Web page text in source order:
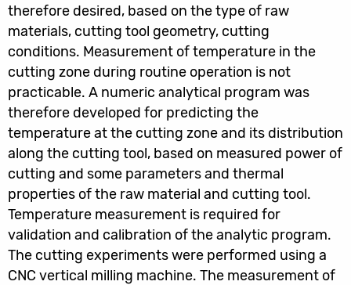
therefore desired, based on the type of raw
materials, cutting tool geometry, cutting
conditions. Measurement of temperature in the
cutting zone during routine operation is not
practicable. A numeric analytical program was
therefore developed for predicting the
temperature at the cutting zone and its distribution
along the cutting tool, based on measured power of
cutting and some parameters and thermal
properties of the raw material and cutting tool.
Temperature measurement is required for
validation and calibration of the analytic program.
The cutting experiments were performed using a
CNC vertical milling machine. The measurement of